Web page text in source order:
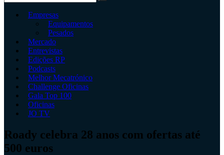
Revista
dos
independente
serviços
Empresas
Equipamentos
Pesados
Mercado
Entrevistas
Edições RP
Podcasts
Melhor Mecatrónico
Challenge Oficinas
Gala Top 100
Oficinas
JO TV
Roady celebra 28 anos com ofertas até
500 euros